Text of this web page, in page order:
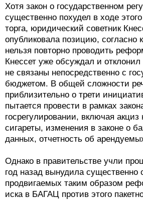
Хотя закон о государственном
существенно похудел в ходе
торга, юридический советник
опубликовала позицию, согласно
нельзя повторно проводить
Кнессет уже обсуждал и
не связаны непосредственно с
бюджетом. В общей сложности
приблизительно о трети
пытается провести в рамках
госрегулировании, включая акциз
сигареты, изменения в законе о
данных, отчетность об
Однако в правительстве учли
год назад вынудила существенно
продвигаемых таким образом
иска в БАГАЦ против этого